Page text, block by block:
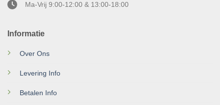
Informatie
Over Ons
Levering Info
Betalen Info
Ma-Vrij 9:00-12:00 & 13:00-18:00